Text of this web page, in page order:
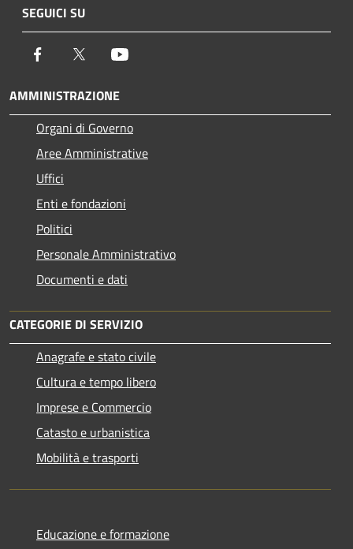
SEGUICI SU
Facebook Twitter
AMMINISTRAZIONE
Organi di Governo
Aree Amministrative
Uffici
Enti e fondazioni
Politici
Personale Amministrativo
Documenti e dati
CATEGORIE DI SERVIZIO
Anagrafe e stato civile
Cultura e tempo libero
Imprese e Commercio
Catasto e urbanistica
Mobilità e trasporti
Educazione e formazione